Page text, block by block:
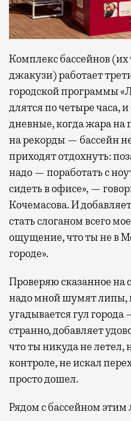
Комплекс бассейнов (их
джакузи) работает
городской программы
длятся по четыре
дневные, когда жара на
на рекорды — бассейн
приходят отдохнуть:
надо — поработать с
сидеть в офисе», —
Кочемасова. И
стать слоганом всего
ощущение, что ты не в
городе».
Проверяю сказанное на
надо мной шумят липы,
угадывается гул города
странно, добавляет
что ты никуда не летел,
контроле, не искал
просто дошел.
Рядом с бассейном этим